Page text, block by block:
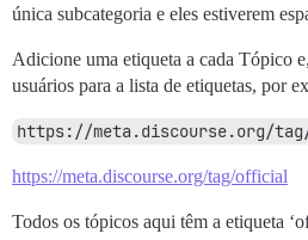
única subcategoria e eles estiverem
Adicione uma etiqueta a cada Tópico
usuários para a lista de etiquetas, por
https://meta.discourse.org/
https://meta.discourse.org/tag/official
Todos os tópicos aqui têm a etiqueta